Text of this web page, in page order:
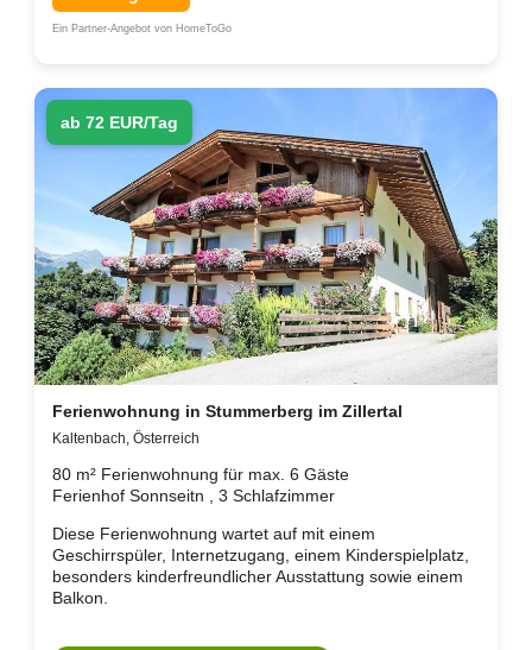
Ein Partner-Angebot von HomeToGo
ab 72 EUR/Tag
Ferienwohnung in Stummerberg im Zillertal
Kaltenbach, Österreich
80 m² Ferienwohnung für max. 6 Gäste
Ferienhof Sonnseitn , 3 Schlafzimmer
Diese Ferienwohnung wartet auf mit einem
Geschirrspüler, Internetzugang, einem Kinderspielplatz,
besonders kinderfreundlicher Ausstattung sowie einem
Balkon.